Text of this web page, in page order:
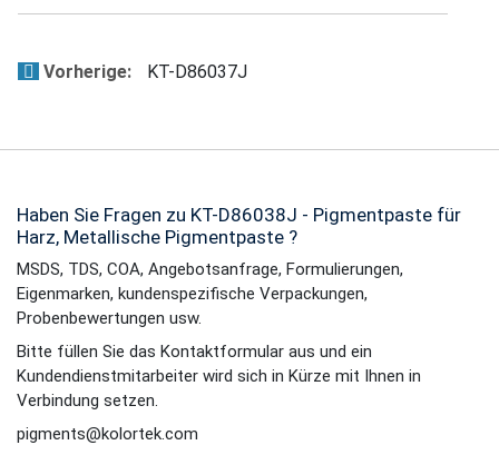
Vorherige: KT-D86037J
Haben Sie Fragen zu KT-D86038J - Pigmentpaste für
Harz, Metallische Pigmentpaste ?
MSDS, TDS, COA, Angebotsanfrage, Formulierungen,
Eigenmarken, kundenspezifische Verpackungen,
Probenbewertungen usw.
Bitte füllen Sie das Kontaktformular aus und ein
Kundendienstmitarbeiter wird sich in Kürze mit Ihnen in
Verbindung setzen.
pigments@kolortek.com